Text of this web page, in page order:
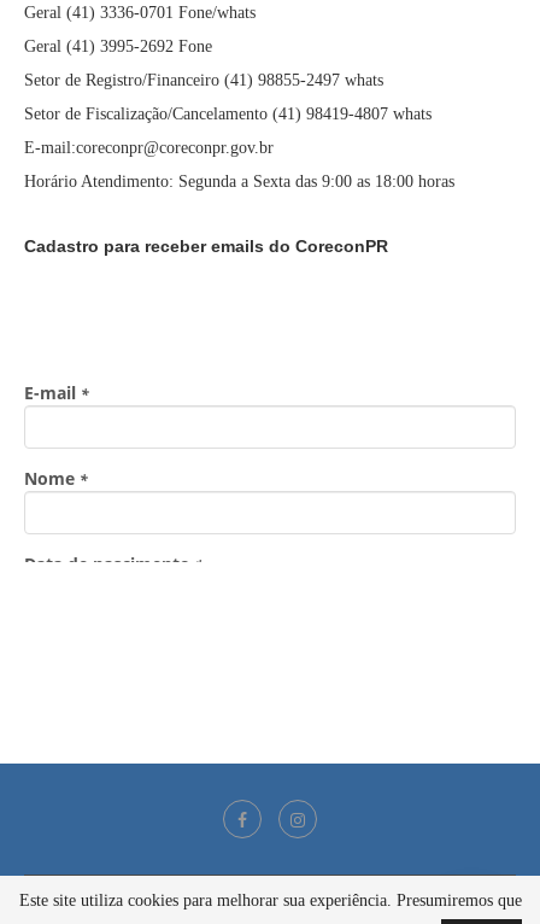
Geral (41) 3336-0701 Fone/whats
Geral (41) 3995-2692 Fone
Setor de Registro/Financeiro (41) 98855-2497 whats
Setor de Fiscalização/Cancelamento (41) 98419-4807 whats
E-mail:coreconpr@coreconpr.gov.br
Horário Atendimento: Segunda a Sexta das 9:00 as 18:00 horas
Cadastro para receber emails do CoreconPR
@2021 - Todos os direitos reservados
Este site utiliza cookies para melhorar sua experiência. Presumiremos que